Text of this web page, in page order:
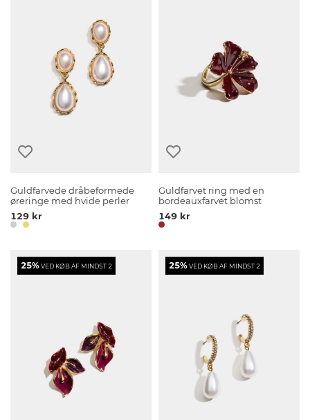
Guldfarvede dråbeformede
øreringe med hvide perler
129 kr
Guldfarvet ring med en
bordeauxfarvet blomst
149 kr
25%VED KØB AF MINDST 2 25%VED KØB AF MINDST 2